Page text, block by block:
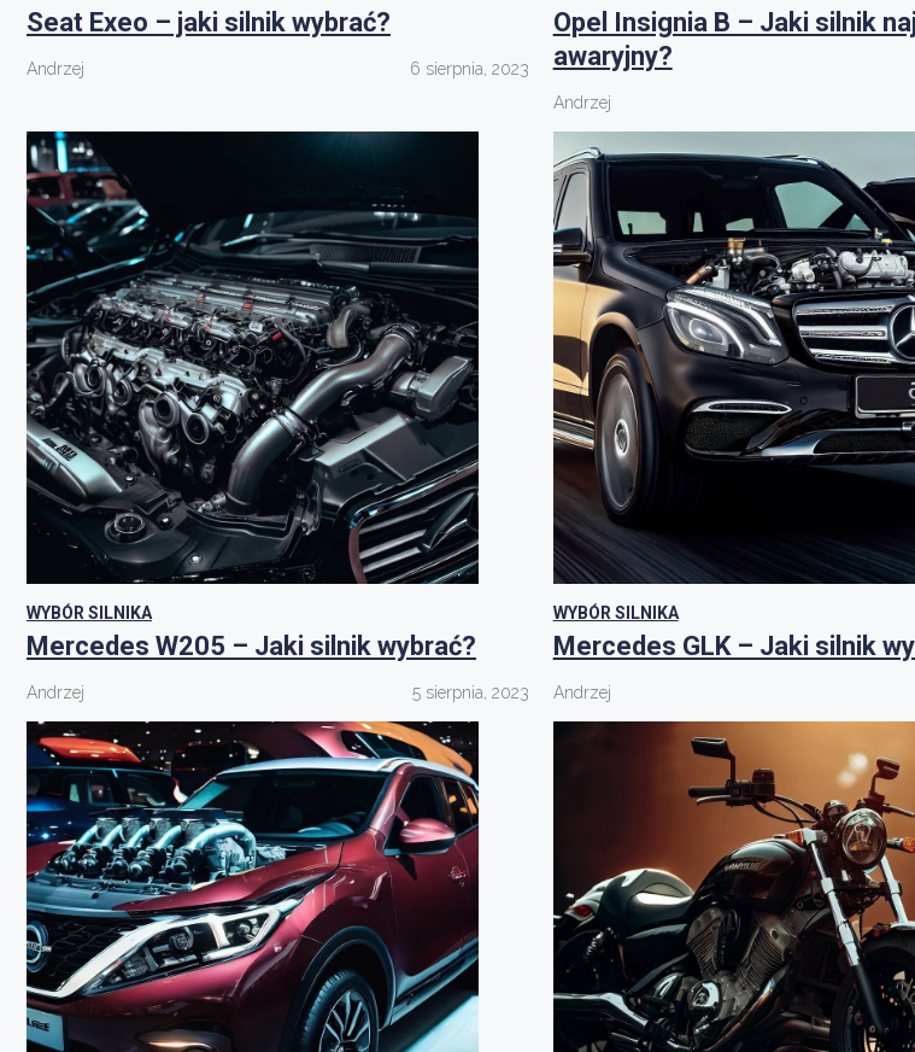
Seat Exeo – jaki silnik wybrać?
Andrzej 6 sierpnia, 2023
Opel Insignia B – Jaki silnik
awaryjny?
Andrzej
WYBÓR SILNIKA
Mercedes W205 – Jaki silnik wybrać?
Andrzej 5 sierpnia, 2023
WYBÓR SILNIKA
Mercedes GLK – Jaki silnik
Andrzej